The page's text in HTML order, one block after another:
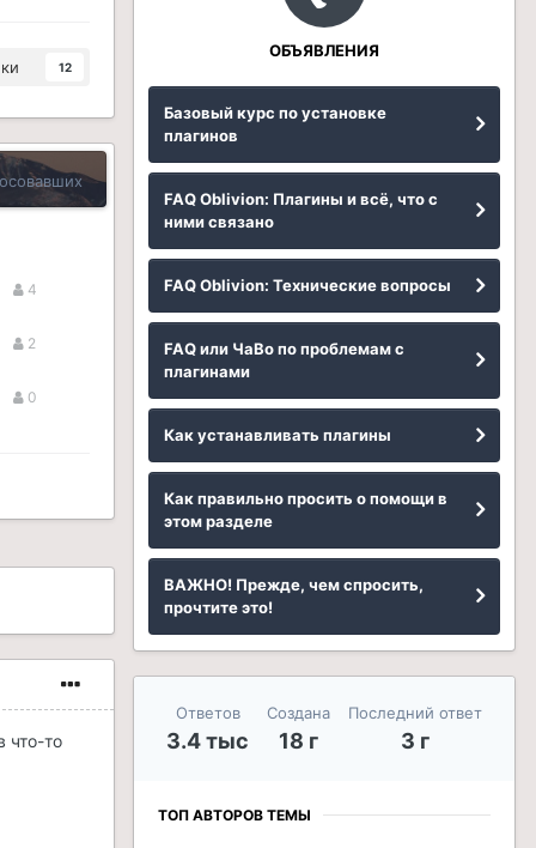
12
4
2
0
что-то
ОБЪЯВЛЕНИЯ
Базовый курс по установке
плагинов
FAQ Oblivion: Плагины и всё, что с
ними связано
FAQ Oblivion: Технические вопросы
FAQ или ЧаВо по проблемам с
плагинами
Как устанавливать плагины
Как правильно просить о помощи в
этом разделе
ВАЖНО! Прежде, чем спросить,
прочтите это!
Ответов
3.4 тыс
Создана
18 г
Последний ответ
3 г
ТОП АВТОРОВ ТЕМЫ